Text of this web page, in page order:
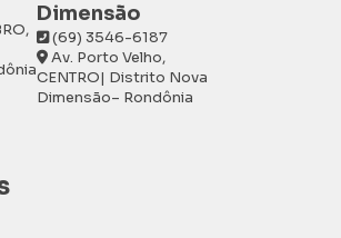
Dimensão
(69) 3546-6187
Av. Porto Velho,
CENTRO| Distrito Nova
Dimensão– Rondônia